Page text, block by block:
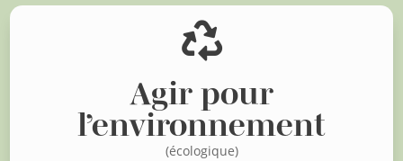

Agir pour
l’environnement
(écologique)